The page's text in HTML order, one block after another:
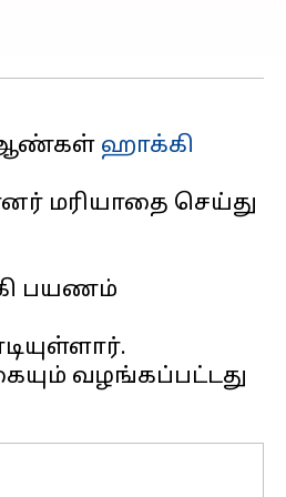
ஆண்கள் ஹாக்கி
மரியாதை செய்து
பயணம்
வழங்கப்பட்டது